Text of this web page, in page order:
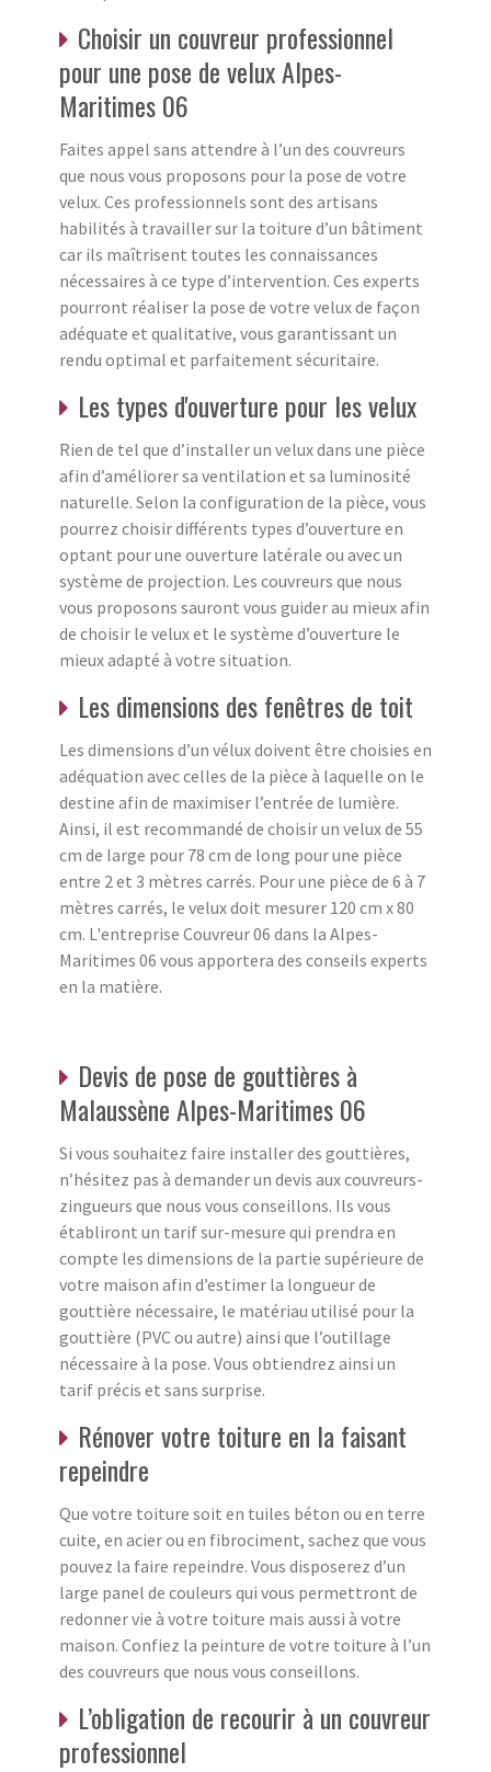
Choisir un couvreur professionnel
pour une pose de velux Alpes-
Maritimes 06
Faites appel sans attendre à l’un des couvreurs
que nous vous proposons pour la pose de votre
velux. Ces professionnels sont des artisans
habilités à travailler sur la toiture d’un bâtiment
car ils maîtrisent toutes les connaissances
nécessaires à ce type d’intervention. Ces experts
pourront réaliser la pose de votre velux de façon
adéquate et qualitative, vous garantissant un
rendu optimal et parfaitement sécuritaire.
Les types d'ouverture pour les velux
Rien de tel que d’installer un velux dans une pièce
afin d’améliorer sa ventilation et sa luminosité
naturelle. Selon la configuration de la pièce, vous
pourrez choisir différents types d’ouverture en
optant pour une ouverture latérale ou avec un
système de projection. Les couvreurs que nous
vous proposons sauront vous guider au mieux afin
de choisir le velux et le système d’ouverture le
mieux adapté à votre situation.
Les dimensions des fenêtres de toit
Les dimensions d’un vélux doivent être choisies en
adéquation avec celles de la pièce à laquelle on le
destine afin de maximiser l’entrée de lumière.
Ainsi, il est recommandé de choisir un velux de 55
cm de large pour 78 cm de long pour une pièce
entre 2 et 3 mètres carrés. Pour une pièce de 6 à 7
mètres carrés, le velux doit mesurer 120 cm x 80
cm. L'entreprise Couvreur 06 dans la Alpes-
Maritimes 06 vous apportera des conseils experts
en la matière.
Devis de pose de gouttières à
Malaussène Alpes-Maritimes 06
Si vous souhaitez faire installer des gouttières,
n’hésitez pas à demander un devis aux couvreurs-
zingueurs que nous vous conseillons. Ils vous
établiront un tarif sur-mesure qui prendra en
compte les dimensions de la partie supérieure de
votre maison afin d’estimer la longueur de
gouttière nécessaire, le matériau utilisé pour la
gouttière (PVC ou autre) ainsi que l’outillage
nécessaire à la pose. Vous obtiendrez ainsi un
tarif précis et sans surprise.
Rénover votre toiture en la faisant
repeindre
Que votre toiture soit en tuiles béton ou en terre
cuite, en acier ou en fibrociment, sachez que vous
pouvez la faire repeindre. Vous disposerez d’un
large panel de couleurs qui vous permettront de
redonner vie à votre toiture mais aussi à votre
maison. Confiez la peinture de votre toiture à l’un
des couvreurs que nous vous conseillons.
L’obligation de recourir à un couvreur
professionnel